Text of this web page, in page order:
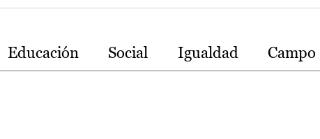
Educación Social Igualdad Campo